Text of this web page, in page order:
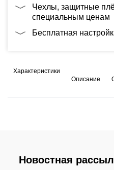
Чехлы, защитные
специальным ценам
Бесплатная
Описание
Характеристики
Новостная